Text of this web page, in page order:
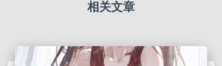
相关文章